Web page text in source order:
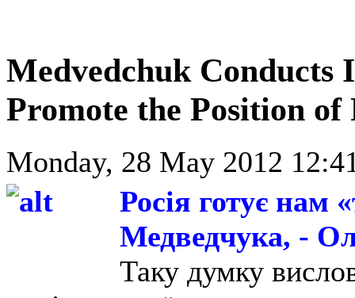
Medvedchuk Conducts
Promote the Position
Monday, 28 May 2012
Росія готує нам
Медведчука, -
Таку думку